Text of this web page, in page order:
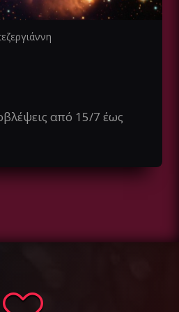
από 15/7 έως